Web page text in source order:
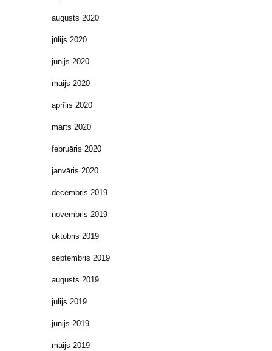
augusts 2020
jūlijs 2020
jūnijs 2020
maijs 2020
aprīlis 2020
marts 2020
februāris 2020
janvāris 2020
decembris 2019
novembris 2019
oktobris 2019
septembris 2019
augusts 2019
jūlijs 2019
jūnijs 2019
maijs 2019